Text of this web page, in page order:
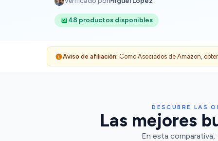
48 productos disponibles
Aviso de afiliación: Como Asociados de Amazon,
DESCUBRE LAS
Las mejores
En esta